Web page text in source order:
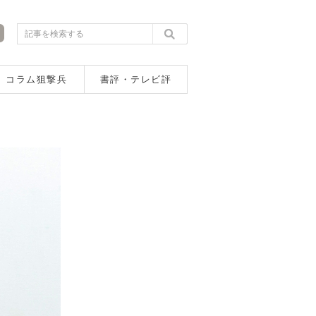
コラム狙撃兵 書評・テレビ評